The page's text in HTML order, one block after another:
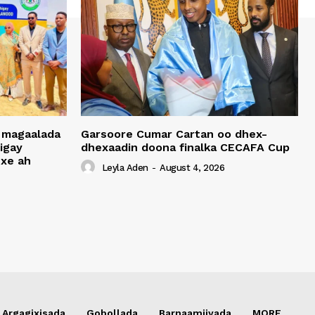
ah
Garsoore Cumar Cartan oo dhex-
dhexaadin doona finalka CECAFA Cup
Leyla Aden - August 4, 2026
Argagixisada Gobollada Barnaamijyada MORE